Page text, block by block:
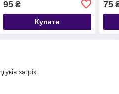
95₴
Купити
75
за рік